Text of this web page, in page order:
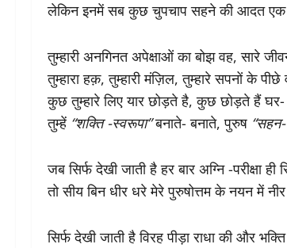
लेकिन इनमें सब कुछ चुपचाप सहने की आदत एक
तुम्हारी अनगिनत अपेक्षाओं का बोझ वह, सारे
तुम्हारा हक़, तुम्हारी मंज़िल, तुम्हारे सपनों के
कुछ तुम्हारे लिए यार छोड़ते है, कुछ छोड़ते हैं घर-
तुम्हें “शक्ति -स्वरूपा”बनाते- बनाते, पुरुष
जब सिर्फ देखी जाती है हर बार अग्नि -परीक्षा ही
तो सीय बिन धीर धरे मेरे पुरुषोत्तम के नयन में
सिर्फ देखी जाती है विरह पीड़ा राधा की और भक्ति